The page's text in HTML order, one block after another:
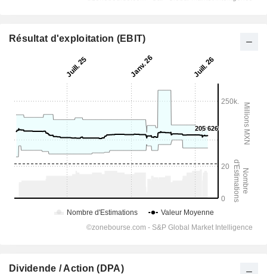
Résultat d'exploitation (EBIT)
Dividende / Action (DPA)